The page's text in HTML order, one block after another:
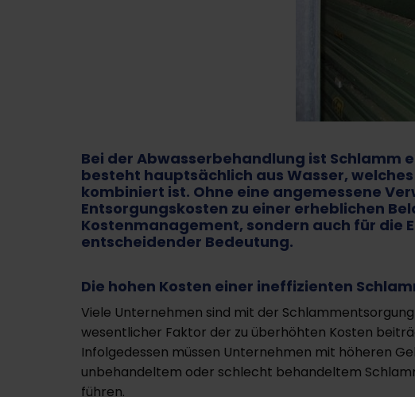
Bei der Abwasserbehandlung ist Schlamm
besteht hauptsächlich aus Wasser,
kombiniert ist. Ohne eine angemessene
Entsorgungskosten zu einer erheblichen
Kostenmanagement, sondern auch für die
entscheidender Bedeutung.
Die hohen Kosten einer ineffizienten
Viele Unternehmen sind mit der
wesentlicher Faktor der zu überhöhten Kosten
Infolgedessen müssen Unternehmen mit höheren
unbehandeltem oder schlecht behandeltem
führen.